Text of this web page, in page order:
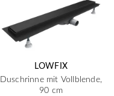
LOWFIX
Duschrinne mit Vollblende,
90 cm